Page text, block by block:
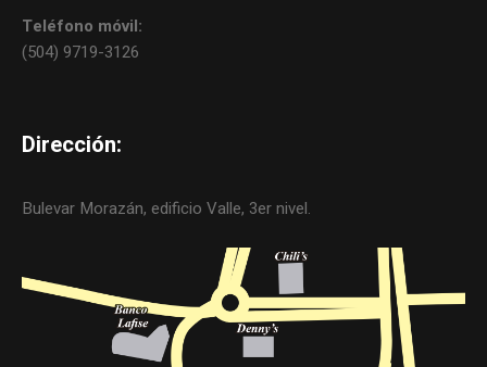
Teléfono móvil:
(504) 9719-3126
Dirección:
Bulevar Morazán, edificio Valle, 3er nivel.